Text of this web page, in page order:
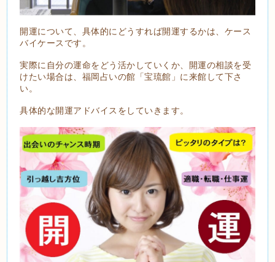
開運について、具体的にどうすれば開運するかは、ケース
バイケースです。
実際に自分の運命をどう活かしていくか、開運の相談を受
けたい場合は、福岡占いの館「宝琉館」に来館して下さ
い。
具体的な開運アドバイスをしていきます。